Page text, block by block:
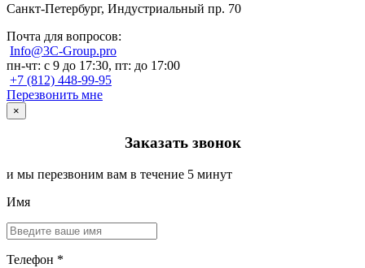
Санкт-Петербург, Индустриальный пр. 70
Почта для вопросов:
Info@3C-Group.pro
пн-чт: с 9 до 17:30, пт: до 17:00
+7 (812) 448-99-95
Перезвонить мне
×
Заказать звонок
и мы перезвоним вам в течение 5 минут
Имя
Телефон *